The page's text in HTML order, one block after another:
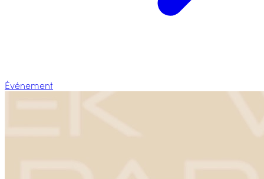
Événement